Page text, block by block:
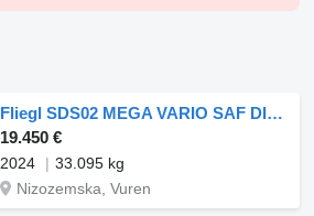
Fliegl SDS02 MEGA VARIO SAF DISC
19.450 €
2024
33.095 kg
Nizozemska, Vuren